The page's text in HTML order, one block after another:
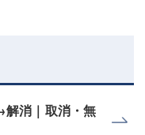
解消｜取消・無